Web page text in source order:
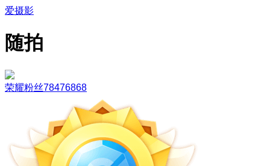
爱摄影
随拍
荣耀粉丝78476868